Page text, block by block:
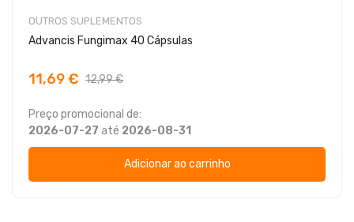
OUTROS SUPLEMENTOS
Advancis Fungimax 40 Cápsulas
11,69 € 12,99 €
Preço promocional de:
2026-07-27 até 2026-08-31
Adicionar ao carrinho